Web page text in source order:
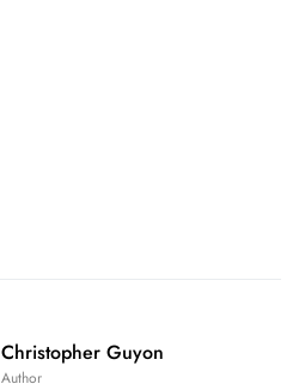
Christopher Guyon
Author